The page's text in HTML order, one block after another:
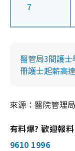
7
醫管局3間護
冊護士起薪高
來源：醫院管理局
有料爆? 歡迎報
9610 1996